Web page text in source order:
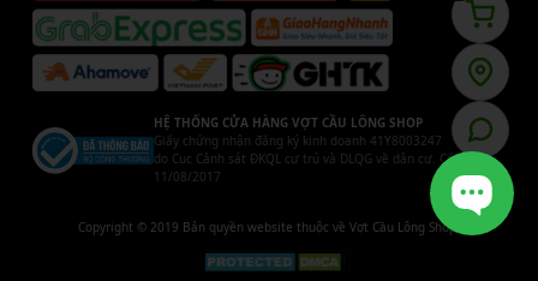
HỆ THỐNG CỬA HÀNG VỢT CẦU LÔNG SHOP
Giấy chứng nhận đăng ký kinh doanh 41Y8003247
do Cục Cảnh sát ĐKQL cư trú và DLQG về dân cư. Cấp ngày
11/08/2017
Copyright © 2019 Bản quyền website thuộc về Vợt Cầu Lông Shop.